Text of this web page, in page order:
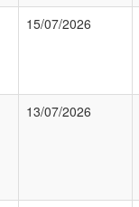
15/07/2026
13/07/2026